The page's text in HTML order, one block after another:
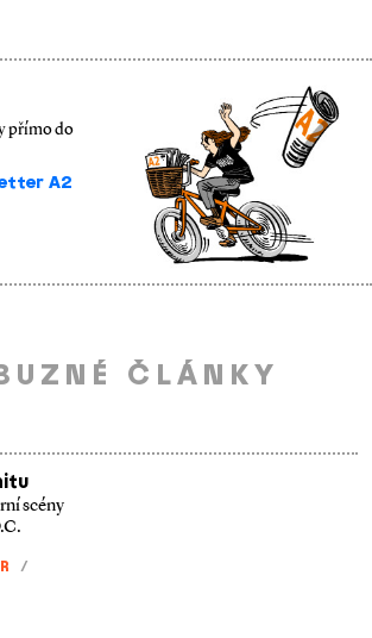
přímo do
A2
ČLÁNKY
scény
/